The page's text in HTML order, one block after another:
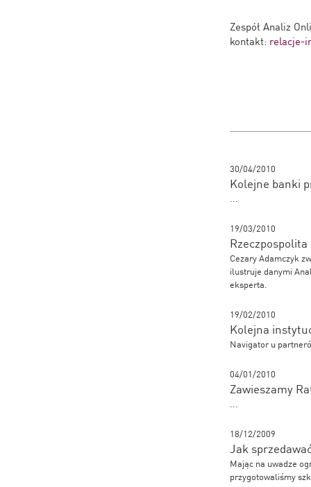
Zespół Analiz
kontakt: relacje-
30/04/2010
Kolejne banki
...
19/03/2010
Cezary Adamczyk
ilustruje danymi
eksperta.
19/02/2010
Kolejna
Navigator u
04/01/2010
Zawieszamy
...
18/12/2009
Jak
Mając na uwadze
przygotowaliśmy